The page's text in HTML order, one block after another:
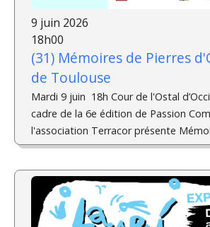
9 juin 2026
18h00
(31) Mémoires de Pierres
de Toulouse
Mardi 9 juin 18h Cour de l'Ostal
cadre de la 6e édition de Passion
l'association Terracor présente